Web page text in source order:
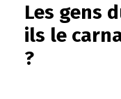
Les gens
ils le
?